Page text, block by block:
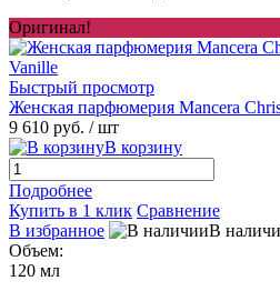
Оригинал!
Быстрый просмотр
Женская парфюмерия Mancera
9 610 руб. / шт
В корзину
Подробнее
Купить в 1 клик Сравнение
В избранное
В
Объем:
120 мл